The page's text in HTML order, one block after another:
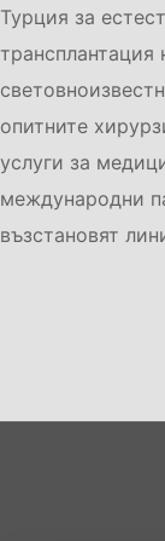
Турция за
трансплантация
опитните
услуги за
международни
възстановят